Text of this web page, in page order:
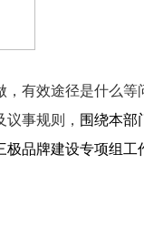
有效途径是什么
议事规则， 围绕本部
品牌建设专项组工